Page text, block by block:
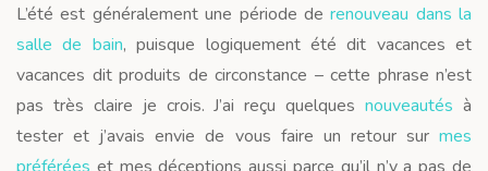
L’été est généralement une période derenouveau dans la
salle de bain, puisque logiquement été dit vacances et
vacances dit produits de circonstance – cette phrase n’est
pas très claire je crois. J’ai reçu quelquesnouveautés à
tester et j’avais envie de vous faire un retour sur mes